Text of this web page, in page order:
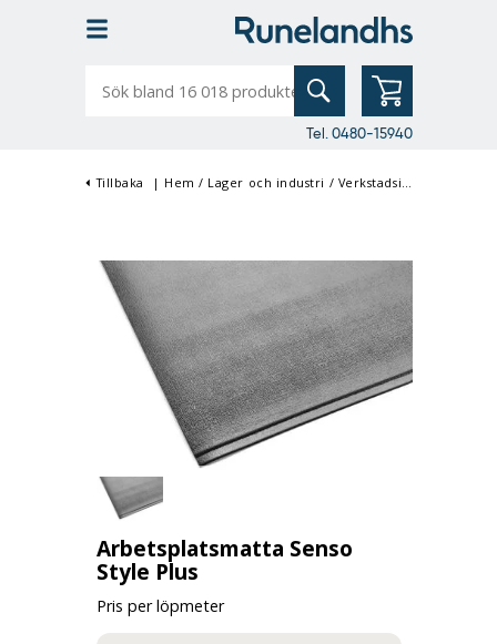
bland
Tel. 0480-15940
Tillbaka | Hem / Lager och industri / Verkstadsinredning
Arbetsplatsmatta Senso
Style Plus
Pris per löpmeter